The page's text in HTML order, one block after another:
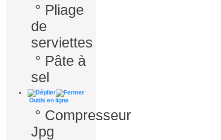
° Pliage
de
serviettes
° Pâte à
sel
Outils en ligne
° Compresseur
Jpg